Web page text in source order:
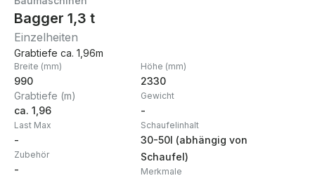
Bagger 1,3 t
Einzelheiten
Grabtiefe ca. 1,96m
Breite (mm)
990
Grabtiefe (m)
ca. 1,96
Last Max
-
Zubehör
-
Höhe (mm)
2330
Gewicht
-
Schaufelinhalt
30-50l (abhängig von
Schaufel)
Merkmale